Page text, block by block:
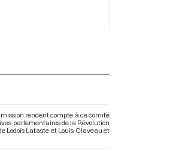
rendent compte à ce comité
parlementaires de la Révolution
Lodoïs Lataste et Louis Claveau et